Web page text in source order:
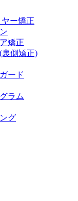
ー矯正
矯正
裏側矯正)
ード
ラム
グ